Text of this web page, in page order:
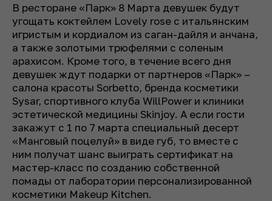
В ресторане «‎Парк»‎ 8 Марта девушек будут
угощать коктейлем Lovely rose с итальянским
игристым и кордиалом из саган-дайля и анчана,
а также золотыми трюфелями с соленым
арахисом. Кроме того, в течение всего дня
девушек ждут подарки от партнеров «‎Парк» –
салона красоты Sorbetto, бренда косметики
Sysar, спортивного клуба WillPower и клиники
эстетической медицины Skinjoy. А если гости
закажут с 1 по 7 марта специальный десерт
«Манговый поцелуй» в виде губ, то вместе с
ним получат шанс выиграть сертификат на
мастер-класс по созданию собственной
помады от лаборатории персонализированной
косметики Makeup Kitchen.